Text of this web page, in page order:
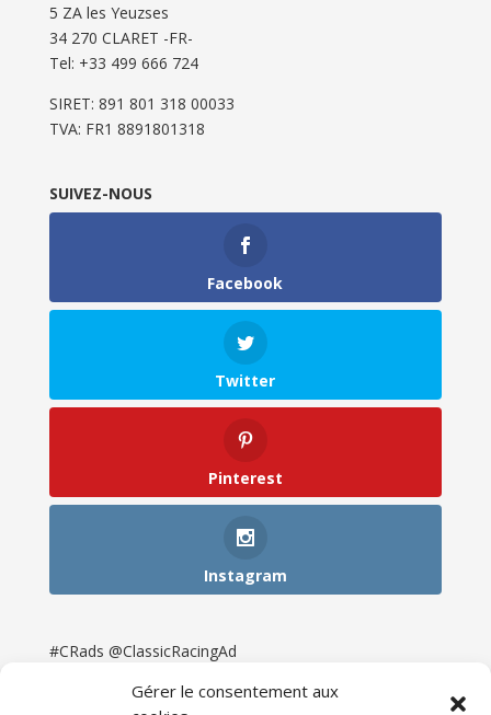
Gérer le consentement aux
5 ZA les Yeuzses
34 270 CLARET -FR-
Tel: ‭+33 499 666 724‬
SIRET: 891 801 318 00033
TVA: FR1 8891801318
SUIVEZ-NOUS
Facebook
Twitter
Pinterest
Instagram
#CRads @ClassicRacingAd